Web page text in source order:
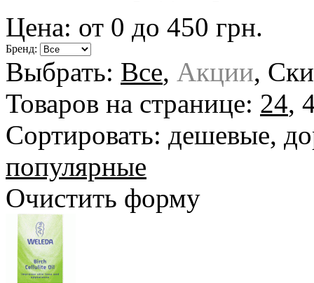
Цена: от 0 до 450 грн.
Бренд:
Выбрать: Все, Акции,
Товаров на странице: 24,
Сортировать: дешевые,
популярные
Очистить форму